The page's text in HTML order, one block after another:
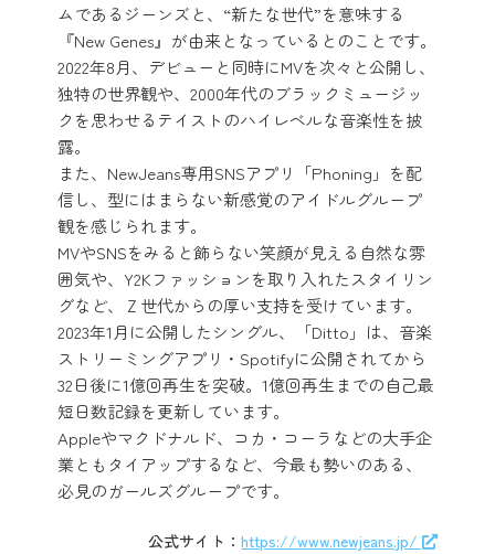
ムであるジーンズと、“新たな世代”を意味する
『New Genes』が由来となっているとのことです。
2022年8月、デビューと同時にMVを次々と公開し、
独特の世界観や、2000年代のブラックミュージッ
クを思わせるテイストのハイレベルな音楽性を披
露。
また、NewJeans専用SNSアプリ「Phoning」を配
信し、型にはまらない新感覚のアイドルグループ
観を感じられます。
MVやSNSをみると飾らない笑顔が見える自然な雰
囲気や、Y2Kファッションを取り入れたスタイリン
グなど、Ｚ世代からの厚い支持を受けています。
2023年1月に公開したシングル、「Ditto」は、音楽
ストリーミングアプリ・Spotifyに公開されてから
32日後に1億回再生を突破。1億回再生までの自己最
短日数記録を更新しています。
Appleやマクドナルド、コカ・コーラなどの大手企
業ともタイアップするなど、今最も勢いのある、
必見のガールズグループです。
公式サイト：https://www.newjeans.jp/